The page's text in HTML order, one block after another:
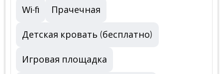
Wi-fi Прачечная
Детская кровать (бесплатно)
Игровая площадка